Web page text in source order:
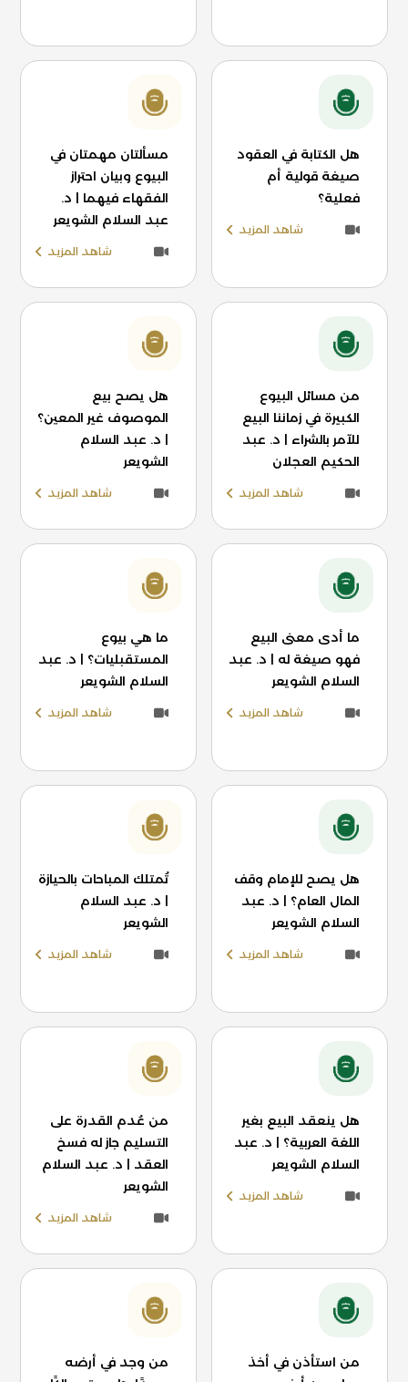
هل الكتابة في العقود
صيغة قولية أم
فعلية؟
شاهد المزيد
مسألتان مهمتان في
البيوع وبيان احتراز
الفقهاء فيهما | د.
عبد السلام الشويعر
شاهد المزيد
من مسائل البيوع
الكبيرة في زماننا البيع
للآمر بالشراء | د. عبد
الحكيم العجلان
شاهد المزيد
هل يصح بيع
الموصوف غير المعين؟
| د. عبد السلام
الشويعر
شاهد المزيد
ما أدى معنى البيع
فهو صيغة له | د. عبد
السلام الشويعر
شاهد المزيد
ما هي بيوع
المستقبليات؟ | د. عبد
السلام الشويعر
شاهد المزيد
هل يصح للإمام وقف
المال العام؟ | د. عبد
السلام الشويعر
شاهد المزيد
تُمتلك المباحات بالحيازة
| د. عبد السلام
الشويعر
شاهد المزيد
هل ينعقد البيع بغير
اللغة العربية؟ | د. عبد
السلام الشويعر
شاهد المزيد
من عُدم القدرة على
التسليم جاز له فسخ
العقد | د. عبد السلام
الشويعر
شاهد المزيد
من استأذن في أخذ
من وجد في أرضه